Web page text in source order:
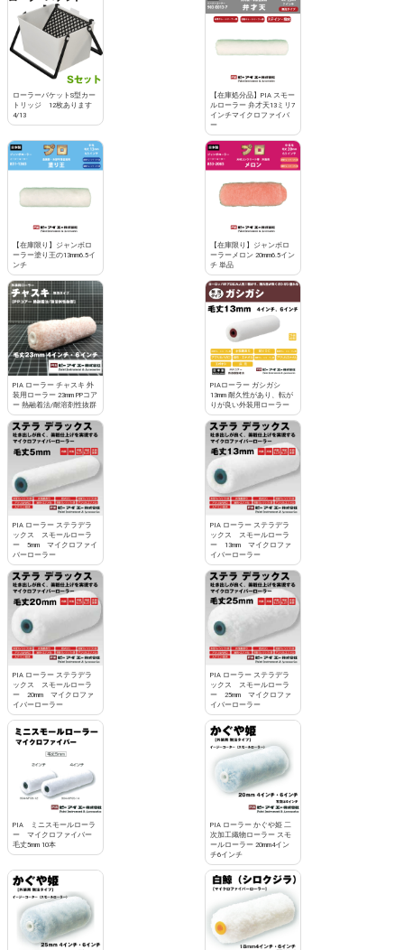
ローラーバケットS型カー
トリッジ 12枚あります
4/13
【在庫処分品】PIA スモー
ルローラー 弁才天13ミリ7
インチマイクロファイバ
ー
【在庫限り】ジャンボロ
ーラー塗り王の13mm6.5イ
ンチ
【在庫限り】ジャンボロ
ーラーメロン 20mm6.5イン
チ 単品
PIA ローラー チャスキ 外
装用ローラー 23mm PPコア
ー 熱融着法/耐溶剤性抜群
PIAローラー ガシガシ
13mm 耐久性があり、転が
りが良い外装用ローラー
PIA ローラー ステラデラ
ックス スモールローラ
ー 5mm マイクロファイ
バーローラー
PIA ローラー ステラデラ
ックス スモールローラ
ー 13mm マイクロファ
イバーローラー
PIA ローラー ステラデラ
ックス スモールローラ
ー 20mm マイクロファ
イバーローラー
PIA ローラー ステラデラ
ックス スモールローラ
ー 25mm マイクロファ
イバーローラー
PIA ミニスモールローラ
ー マイクロファイバー
毛丈5mm 10本
PIA ローラー かぐや姫 二
次加工織物ローラー スモ
ールローラー 20mm4イン
チ6インチ